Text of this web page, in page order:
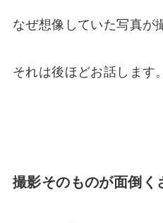
なぜ想像していた写真が
それは後ほどお話します。
撮影そのものが面倒く